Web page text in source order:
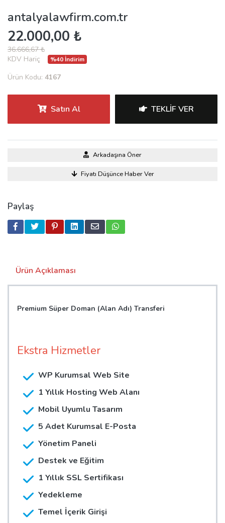
antalyalawfirm.com.tr
22.000,00 ₺
36.666,67 ₺
KDV Hariç
%40 İndirim
Ürün Kodu: 4167
Satın Al TEKLIF VER
Arkadaşına Öner
Fiyatı Düşünce Haber Ver
Paylaş
Ürün Açıklaması
Premium Süper Doman (Alan Adı) Transferi
Ekstra Hizmetler
WP Kurumsal Web Site
1 Yıllık Hosting Web Alanı
Mobil Uyumlu Tasarım
5 Adet Kurumsal E-Posta
Yönetim Paneli
Destek ve Eğitim
1 Yıllık SSL Sertifikası
Yedekleme
Temel İçerik Girişi